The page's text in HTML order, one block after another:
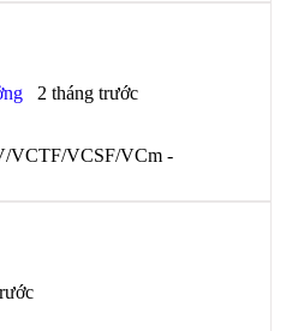
2 tháng trước
VCTF/VCSF/VCm -